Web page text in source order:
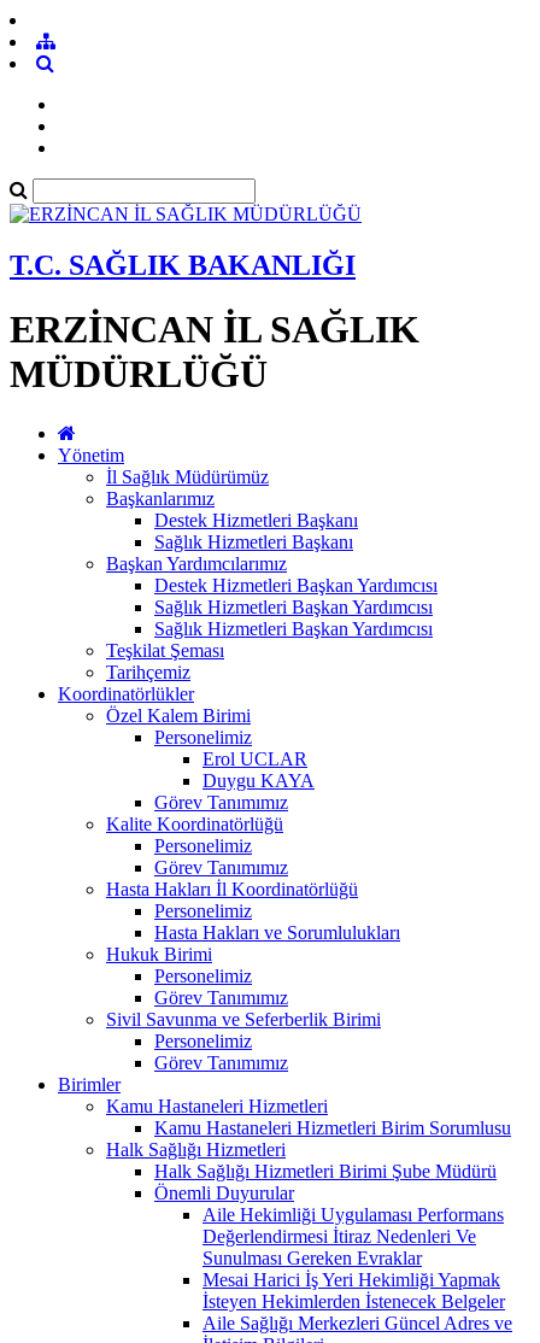
T.C. SAĞLIK BAKANLIĞI
ERZİNCAN İL SAĞLIK
MÜDÜRLÜĞÜ
Yönetim
İl Sağlık Müdürümüz
Başkanlarımız
Destek Hizmetleri Başkanı
Sağlık Hizmetleri Başkanı
Başkan Yardımcılarımız
Destek Hizmetleri Başkan Yardımcısı
Sağlık Hizmetleri Başkan Yardımcısı
Sağlık Hizmetleri Başkan Yardımcısı
Teşkilat Şeması
Tarihçemiz
Koordinatörlükler
Özel Kalem Birimi
Personelimiz
Erol UCLAR
Duygu KAYA
Görev Tanımımız
Kalite Koordinatörlüğü
Personelimiz
Görev Tanımımız
Hasta Hakları İl Koordinatörlüğü
Personelimiz
Hasta Hakları ve Sorumlulukları
Hukuk Birimi
Personelimiz
Görev Tanımımız
Sivil Savunma ve Seferberlik Birimi
Personelimiz
Görev Tanımımız
Birimler
Kamu Hastaneleri Hizmetleri
Kamu Hastaneleri Hizmetleri Birim Sorumlusu
Halk Sağlığı Hizmetleri
Halk Sağlığı Hizmetleri Birimi Şube Müdürü
Önemli Duyurular
Aile Hekimliği Uygulaması Performans
Değerlendirmesi İtiraz Nedenleri Ve
Sunulması Gereken Evraklar
Mesai Harici İş Yeri Hekimliği Yapmak
İsteyen Hekimlerden İstenecek Belgeler
Aile Sağlığı Merkezleri Güncel Adres ve